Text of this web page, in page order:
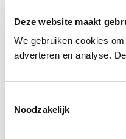
Deze website maakt
We gebruiken cookies
adverteren en analyse.
Noodzakelijk